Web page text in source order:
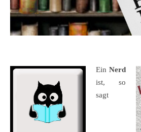
Ein Nerd
ist, so
sagt